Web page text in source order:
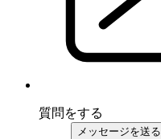
質問をする
メッセージを送る